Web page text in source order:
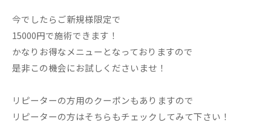
今でしたらご新規様限定で
15000円で施術できます！
かなりお得なメニューとなっておりますので
是非この機会にお試しくださいませ！
リピーターの方用のクーポンもありますので
リピーターの方はそちらもチェックしてみて下さい！